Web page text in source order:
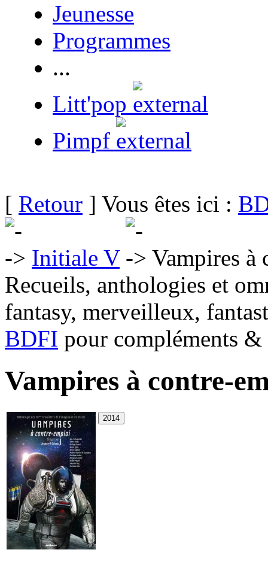
Jeunesse
Programmes
...
Litt'pop
Pimpf
[ Retour ] Vous êtes ici :
Initiale V
Vampires à
Recueils, anthologies et
fantasy, merveilleux,
BDFI pour compléments
Vampires à contre-